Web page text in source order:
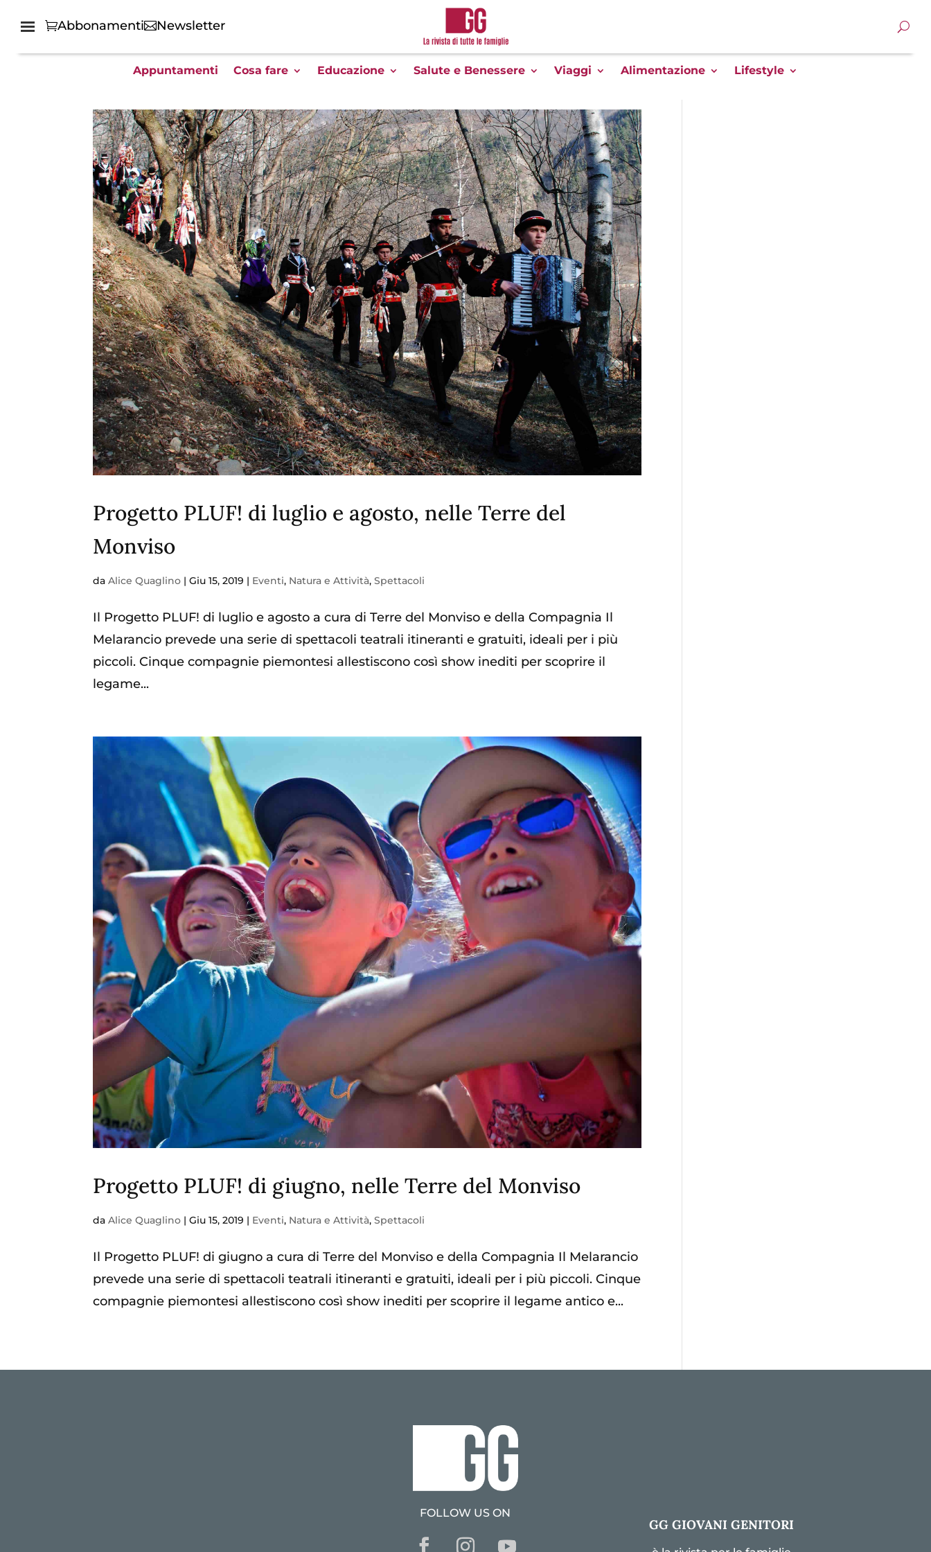
Abbonamenti Newsletter
Appuntamenti Cosa fare Educazione Salute e Benessere Viaggi Alimentazione Lifestyle
Progetto PLUF! di luglio e agosto, nelle Terre del
Monviso
daAlice Quaglino |Giu 15, 2019 | Eventi, Natura e Attività,Spettacoli
Il Progetto PLUF! di luglio e agosto a cura di Terre del Monviso e della Compagnia Il
Melarancio prevede una serie di spettacoli teatrali itineranti e gratuiti, ideali per i più
piccoli. Cinque compagnie piemontesi allestiscono così show inediti per scoprire il
legame...
Progetto PLUF! di giugno, nelle Terre del Monviso
daAlice Quaglino |Giu 15, 2019 | Eventi, Natura e Attività,Spettacoli
Il Progetto PLUF! di giugno a cura di Terre del Monviso e della Compagnia Il Melarancio
prevede una serie di spettacoli teatrali itineranti e gratuiti, ideali per i più piccoli. Cinque
compagnie piemontesi allestiscono così show inediti per scoprire il legame antico e...
FOLLOW US ON
GG GIOVANI GENITORI